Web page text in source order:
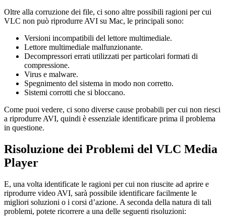
Oltre alla corruzione dei file, ci sono altre possibili ragioni per cui
VLC non può riprodurre AVI su Mac, le principali sono:
Versioni incompatibili del lettore multimediale.
Lettore multimediale malfunzionante.
Decompressori errati utilizzati per particolari formati di
compressione.
Virus e malware.
Spegnimento del sistema in modo non corretto.
Sistemi corrotti che si bloccano.
Come puoi vedere, ci sono diverse cause probabili per cui non riesci
a riprodurre AVI, quindi è essenziale identificare prima il problema
in questione.
Risoluzione dei Problemi del VLC Media
Player
E, una volta identificate le ragioni per cui non riuscite ad aprire e
riprodurre video AVI, sarà possibile identificare facilmente le
migliori soluzioni o i corsi d’azione. A seconda della natura di tali
problemi, potete ricorrere a una delle seguenti risoluzioni: